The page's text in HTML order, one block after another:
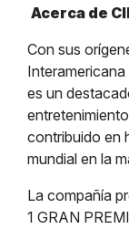
Acerca de
Con sus
es un
contribuido en
mundial en la
La compañía
1 GRAN